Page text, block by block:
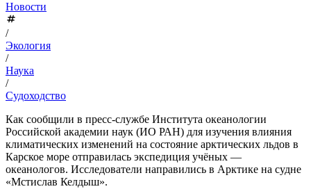
Новости
/
Экология
/
Наука
/
Судоходство
Как сообщили в пресс-службе Института океанологии
Российской академии наук (ИО РАН) для изучения влияния
климатических изменений на состояние арктических льдов в
Карское море отправилась экспедиция учёных —
океанологов. Исследователи направились в Арктике на судне
«Мстислав Келдыш».